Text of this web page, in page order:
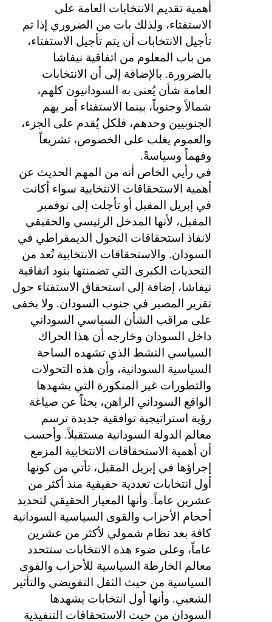
أهمية تقديم الانتخابات العامة على
الاستفتاء، ولذلك بات من الضروري إذا تم
تأجيل الانتخابات أن يتم تأجيل الاستفتاء،
من باب المعلوم من اتفاقية نيفاشا
بالضرورة. بالإضافة إلى أن الانتخابات
العامة شأن يُعنى به السودانيون كلهم،
شمالاً وجنوباً، بينما الاستفتاء أمر يهم
الجنوبيين وحدهم، فلكل يُقدم على الجزء،
والعموم يغلب على الخصوص، تشريعاً
وفهماً وسياسةً.
في رأيي الخاص أنه من المهم الحديث عن
أهمية الاستحقاقات الانتخابية سواء أكانت
في إبريل المقبل أو تأجلت إلى نوفمبر
المقبل، لأنها المدخل الرئيسي والحقيقي
لانفاذ استحقاقات التحول الديمقراطي في
السودان. والاستحقاقات الانتخابية تُعد من
التحديات الكبرى التي تضمنتها بنود اتفاقية
نيفاشا، إضافة إلى استحقاق الاستفتاء حول
تقرير المصير في جنوب السودان. ولا يخفى
على مراقب الشأن السياسي السوداني
داخل السودان وخارجه أن هذا الحراك
السياسي النشط الذي تشهده الساحة
السياسية السودانية، وأن هذه التحولات
والتطورات غير المنكورة التي يشهدها
الواقع السوداني الراهن، بحثاً عن صياغة
رؤية استراتيجية توافقية جديدة ترسم
معالم الدولة السودانية مستقبلاً. وأحسب
أن أهمية الاستحقاقات الانتخابية المزمع
إجراؤها في إبريل المقبل، تأتي من كونها
أول انتخابات تعددية حقيقية منذ أكثر من
عشرين عاماً. وأنها المعيار الحقيقي لتحديد
أحجام الأحزاب والقوى السياسية السودانية
كافة بعد نظام شمولي لأكثر من عشرين
عاماً، وعلى ضوء هذه الانتخابات ستتحدد
معالم الخارطة السياسية للأحزاب والقوى
السياسية من حيث الثقل التفويضي والتأثير
الشعبي. وأنها أول انتخابات يشهدها
السودان من حيث الاستحقاقات التنفيذية